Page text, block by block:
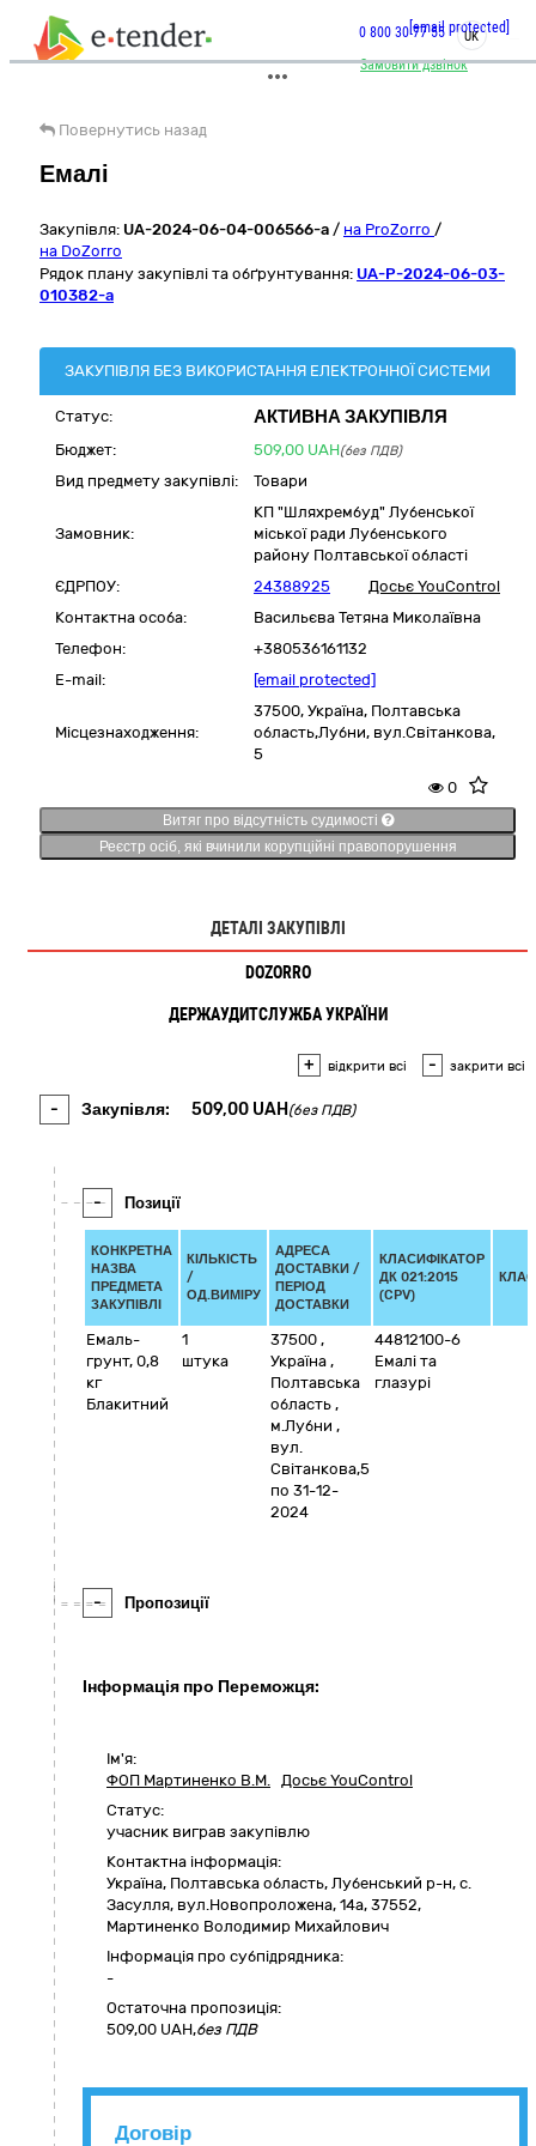
Замовити дзвінок
0 800 30 77 55[email protected]
UK
Повернутись назад
Емалі
Закупівля: UA-2024-06-04-006566-a / на ProZorro /
на DoZorro
Рядок плану закупівлі та обґрунтування: UA-P-2024-06-03-
010382-a
ЗАКУПІВЛЯ БЕЗ ВИКОРИСТАННЯ ЕЛЕКТРОННОЇ СИСТЕМИ
Статус: АКТИВНА ЗАКУПІВЛЯ
Бюджет: 509,00 UAH(без ПДВ)
Вид предмету закупівлі: Товари
Замовник:
КП "Шляхрембуд" Лубенської
міської ради Лубенського
району Полтавської області
ЄДРПОУ:
24388925
Досьє YouControl
Контактна особа:
Васильєва Тетяна Миколаївна
Телефон:
+380536161132
E-mail:
[email protected]
Місцезнаходження:
37500, Україна, Полтавська
область,Лубни, вул.Світанкова,
5
0
Витяг про відсутність судимості
Реєстр осіб, які вчинили корупційні правопорушення
ДЕТАЛІ ЗАКУПІВЛІ
DOZORRO
ДЕРЖАУДИТСЛУЖБА УКРАЇНИ
+ відкрити всі - закрити всі
- Закупівля: 509,00 UAH (без ПДВ)
- Позиції
КОНКРЕТНА
НАЗВА
ПРЕДМЕТА
ЗАКУПІВЛІ
КІЛЬКІСТЬ
/
ОД.ВИМІРУ
АДРЕСА
ДОСТАВКИ /
ПЕРІОД
ДОСТАВКИ
КЛАСИФІКАТОР
ДК 021:2015
(CPV)
Емаль-
грунт, 0,8
кг
Блакитний
1
штука
37500 ,
Україна ,
Полтавська
область ,
м.Лубни ,
вул.
Світанкова,5
по 31-12-
2024
44812100-6
Емалі та
глазурі
- Пропозиції
Інформація про Переможця:
Ім'я:
ФОП Мартиненко В.М. Досьє YouControl
Статус:
учасник виграв закупівлю
Контактна інформація:
Україна, Полтавська область, Лубенський р-н, с.
Засулля, вул.Новопроложена, 14а, 37552,
Мартиненко Володимир Михайлович
Інформація про субпідрядника:
-
Остаточна пропозиція:
509,00 UAH,без ПДВ
Договір